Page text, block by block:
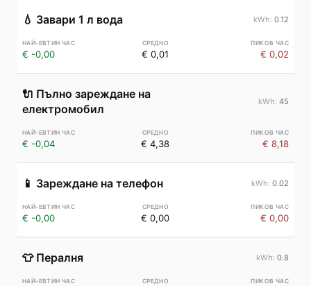
💧 Завари 1 л вода 0.12
€ -0,00 € 0,01 € 0,02
🔌 Пълно зареждане на
електромобил
45
€ -0,04 € 4,38 € 8,18
📱 Зареждане на телефон 0.02
€ -0,00 € 0,00 € 0,00
👕 Пералня 0.8